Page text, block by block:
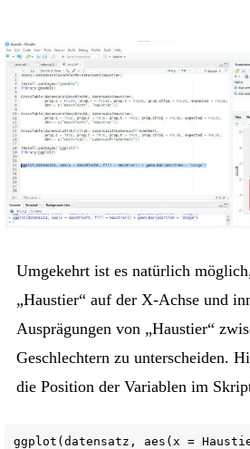
Umgekehrt ist es natürlich
„Haustier“ auf der X-Achse und
Ausprägungen von „Haustier“
Geschlechtern zu unterscheiden.
die Position der Variablen im
ggplot(datensatz, aes(x =